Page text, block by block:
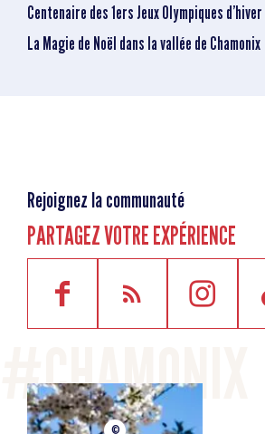
Centenaire des 1ers Jeux Olympiques
La Magie de Noël dans la vallée de Chamonix
Rejoignez la communauté
PARTAGEZ VOTRE EXPÉRIENCE
©